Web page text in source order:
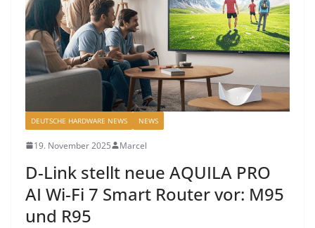
DEUTSCHE HARDWARE NEWS NEWS
19. November 2025 Marcel
D-Link stellt neue AQUILA PRO
AI Wi-Fi 7 Smart Router vor: M95
und R95